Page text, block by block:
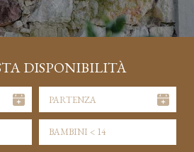
DISPONIBILITÀ
BAMBINI < 14